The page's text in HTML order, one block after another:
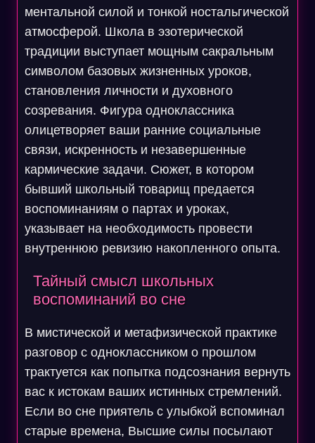
ментальной силой и тонкой ностальгической
атмосферой. Школа в эзотерической
традиции выступает мощным сакральным
символом базовых жизненных уроков,
становления личности и духовного
созревания. Фигура одноклассника
олицетворяет ваши ранние социальные
связи, искренность и незавершенные
кармические задачи. Сюжет, в котором
бывший школьный товарищ предается
воспоминаниям о партах и уроках,
указывает на необходимость провести
внутреннюю ревизию накопленного опыта.
Тайный смысл школьных
воспоминаний во сне
В мистической и метафизической практике
разговор с одноклассником о прошлом
трактуется как попытка подсознания вернуть
вас к истокам ваших истинных стремлений.
Если во сне приятель с улыбкой вспоминал
старые времена, Высшие силы посылают